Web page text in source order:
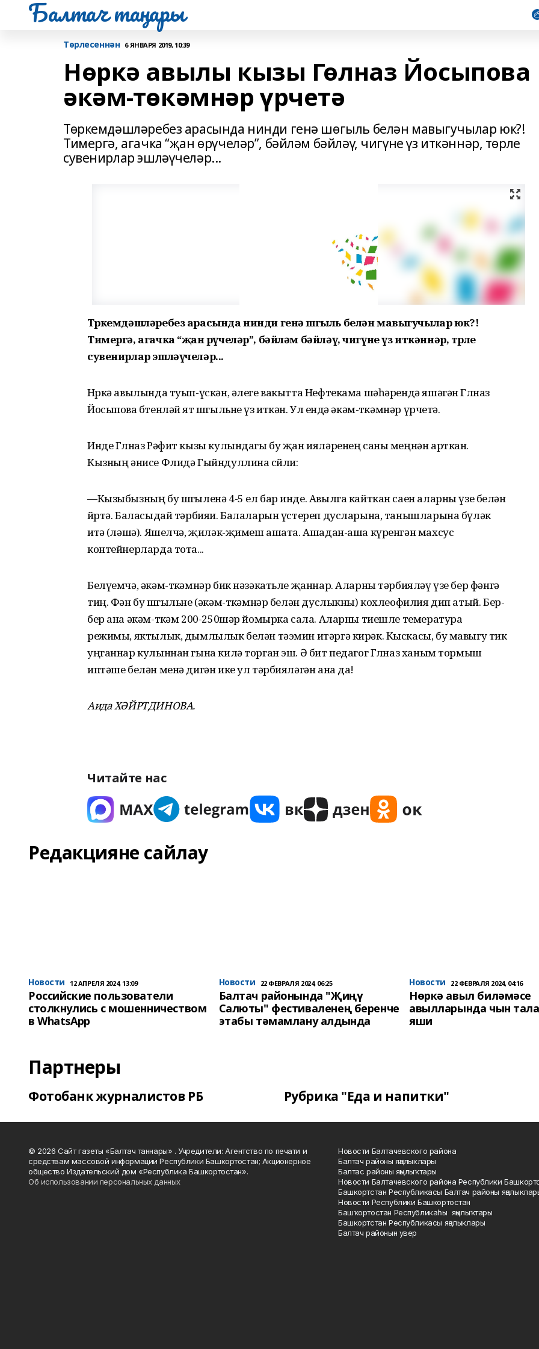
Балтач таңнары
Tөрлесеннән 6 ЯНВАРЯ 2019, 10:39
Нөркә авылы кызы Гөлназ Йосыпова
әкәм-төкәмнәр үрчетә
Төркемдәшләребез арасында нинди генә шөгыль белән мавыгучылар юк?!
Тимергә, агачка “җан өрүчеләр”, бәйләм бәйләү, чигүне үз иткәннәр, төрле
сувенирлар эшләүчеләр...
Төркемдәшләребез арасында нинди генә шөгыль белән мавыгучылар юк?!
Тимергә, агачка “җан өрүчеләр”, бәйләм бәйләү, чигүне үз иткәннәр, төрле
сувенирлар эшләүчеләр...
Нөркә авылында туып-үскән, әлеге вакытта Нефтекама шәһәрендә яшәгән Гөлназ
Йосыпова бөтенләй ят шөгыльне үз иткән. Ул өендә әкәм-төкәмнәр үрчетә.
Инде Гөлназ Рәфит кызы кулындагы бу җан ияләренең саны меңнән арткан.
Кызның әнисе Флидә Гыйндуллина сөйли:
—Кызыбызның бу шөгыленә 4-5 ел бар инде. Авылга кайткан саен аларны үзе белән
йөртә. Баласыдай тәрбияи. Балаларын үстереп дусларына, танышларына бүләк
итә (өләшә). Яшелчә, җиләк-җимеш ашата. Ашадан-аша күренгән махсус
контейнерларда тота...
Белүемчә, әкәм-төкәмнәр бик нәзәкатьле җаннар. Аларны тәрбияләү үзе бер фәнгә
тиң. Фән бу шөгыльне (әкәм-төкәмнәр белән дуслыкны) кохлеофилия дип атый. Бер-
бер ана әкәм-төкәм 200-250шәр йомырка сала. Аларны тиешле темература
режимы, яктылык, дымлылык белән тәэмин итәргә кирәк. Кыскасы, бу мавыгу тик
уңганнар кулыннан гына килә торган эш. Ә бит педагог Гөлназ ханым тормыш
иптәше белән менә дигән ике ул тәрбияләгән ана да!
Аида ХӘЙРТДИНОВА.
Читайте нас
Редакцияне сайлау
Новости 12 АПРЕЛЯ 2024, 13:09
Российские пользователи
столкнулись с мошенничеством
в WhatsApp
Новости 22 ФЕВРАЛЯ 2024, 06:25
Балтач районында "Җиңү
Салюты" фестиваленең беренче
этабы тәмамлану алдында
Новости 22 ФЕВРАЛЯ 2024, 04:16
Нөркә авыл биләмәсе
авылларында чын
яши
Партнеры
Фотобанк журналистов РБ Рубрика "Еда и напитки"
© 2026 Сайт газеты «Балтач таннары» . Учредители: Агентство по печати и
средствам массовой информации Республики Башкортостан; Акционерное
общество Издательский дом «Республика Башкортостан».
Об использовании персональных данных
Новости Балтачевского района
Балтач районы яңалыклары
Балтас районы яңылыҡтары
Новости Балтачевского района Республики
Башкортстан Республикасы Балтач районы
Новости Республики Башкортостан
Башҡортостан Республикаһы яңылыҡтары
Башкортстан Республикасы яңалыклары
Балтач районын увер